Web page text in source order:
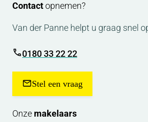
Contactopnemen?
Van der Panne helpt u graag snel
0180 33 22 22
Stel een vraag
Onze makelaars